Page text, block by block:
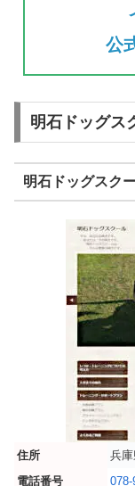
公
明石ドッグス
明石ドッグスク
住所
兵
電話番号
078-